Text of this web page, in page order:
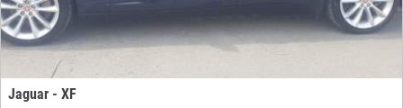
Jaguar - XF